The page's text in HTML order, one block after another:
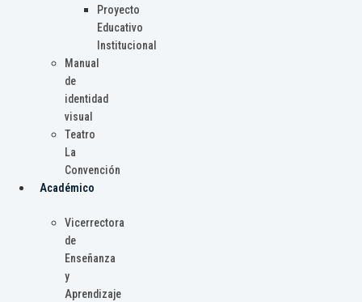
Proyecto
Educativo
Institucional
Manual
de
identidad
visual
Teatro
La
Convención
Académico
Vicerrectora
de
Enseñanza
y
Aprendizaje